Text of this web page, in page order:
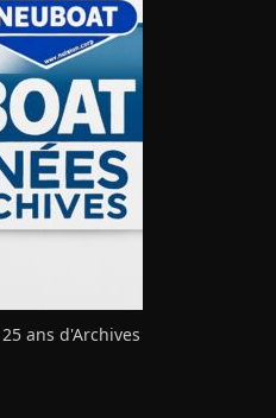
25 ans d'Archives